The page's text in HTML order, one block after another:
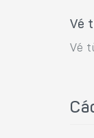
Vé
Vé